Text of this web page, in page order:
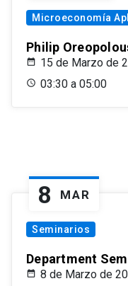
Microeconomía
Philip
15 de Marzo de
03:30 a 05:00
8 MAR
Seminarios
Department
8 de Marzo de